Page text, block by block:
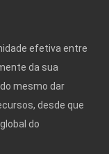
efetiva entre
da sua
mesmo dar
desde que
do